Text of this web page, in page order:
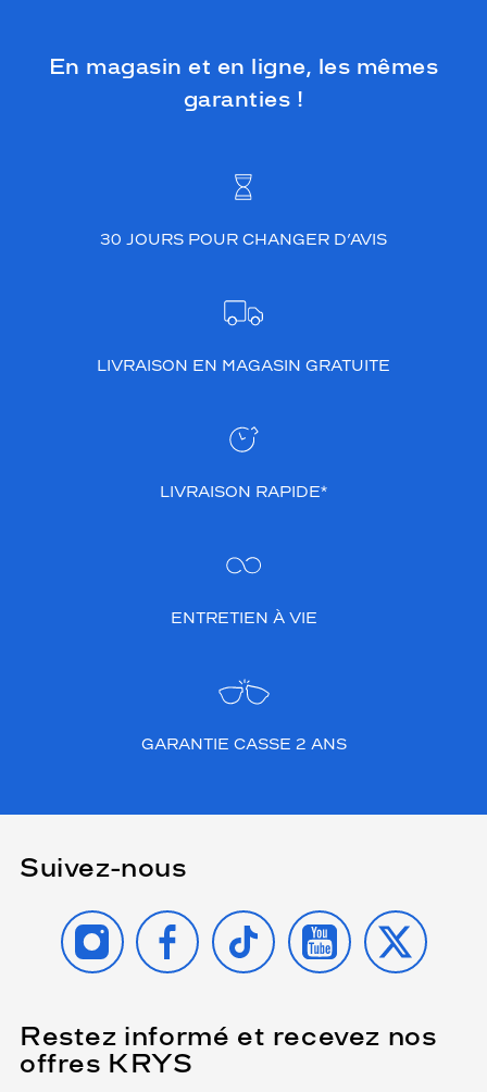
En magasin et en ligne, les mêmes
garanties !
30 JOURS POUR CHANGER D’AVIS
LIVRAISON EN MAGASIN GRATUITE
LIVRAISON RAPIDE*
ENTRETIEN À VIE
GARANTIE CASSE 2 ANS
Suivez-nous
INSTAGRAMFACEBOOK
TIKTOK YOUTUBE
X
Restez informé et recevez nos
offres KRYS
Name
(Ce
champ
est
obligatoire)